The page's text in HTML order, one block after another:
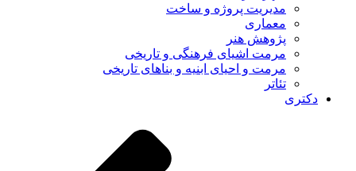
مدیریت پروژه و ساخت
معماری
پژوهش هنر
مرمت اشیای فرهنگی و تاریخی
مرمت و احیای ابنیه و بناهای تاریخی
تئاتر
دکتری